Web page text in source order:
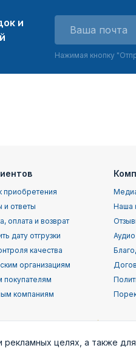
и
Нажимая кнопку
приобретения
и ответы
оплата и возврат
дату отгрузки
качества
организациям
покупателям
компаниям
Наша
целях, а также